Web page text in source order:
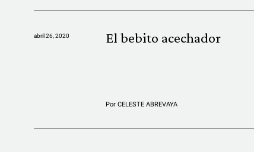
abril 26, 2020 El bebito acechador
PorCELESTE ABREVAYA